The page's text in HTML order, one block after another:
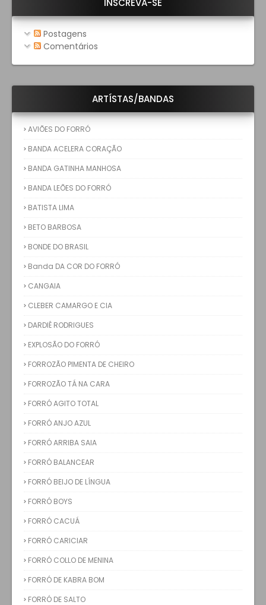
INSCREVA-SE
Postagens
Comentários
ARTÍSTAS/BANDAS
AVIÕES DO FORRÓ
BANDA ACELERA CORAÇÃO
BANDA GATINHA MANHOSA
BANDA LEÕES DO FORRÓ
BATISTA LIMA
BETO BARBOSA
BONDE DO BRASIL
Banda DA COR DO FORRÓ
CANGAIA
CLEBER CAMARGO E CIA
DARDIÊ RODRIGUES
EXPLOSÃO DO FORRÓ
FORROZÃO PIMENTA DE CHEIRO
FORROZÃO TÁ NA CARA
FORRÓ AGITO TOTAL
FORRÓ ANJO AZUL
FORRÓ ARRIBA SAIA
FORRÓ BALANCEAR
FORRÓ BEIJO DE LÍNGUA
FORRÓ BOYS
FORRÓ CACUÁ
FORRÓ CARICIAR
FORRÓ COLLO DE MENINA
FORRÓ DE KABRA BOM
FORRÓ DE SALTO